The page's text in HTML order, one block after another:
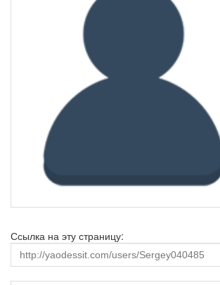
Ссылка на эту страницу: